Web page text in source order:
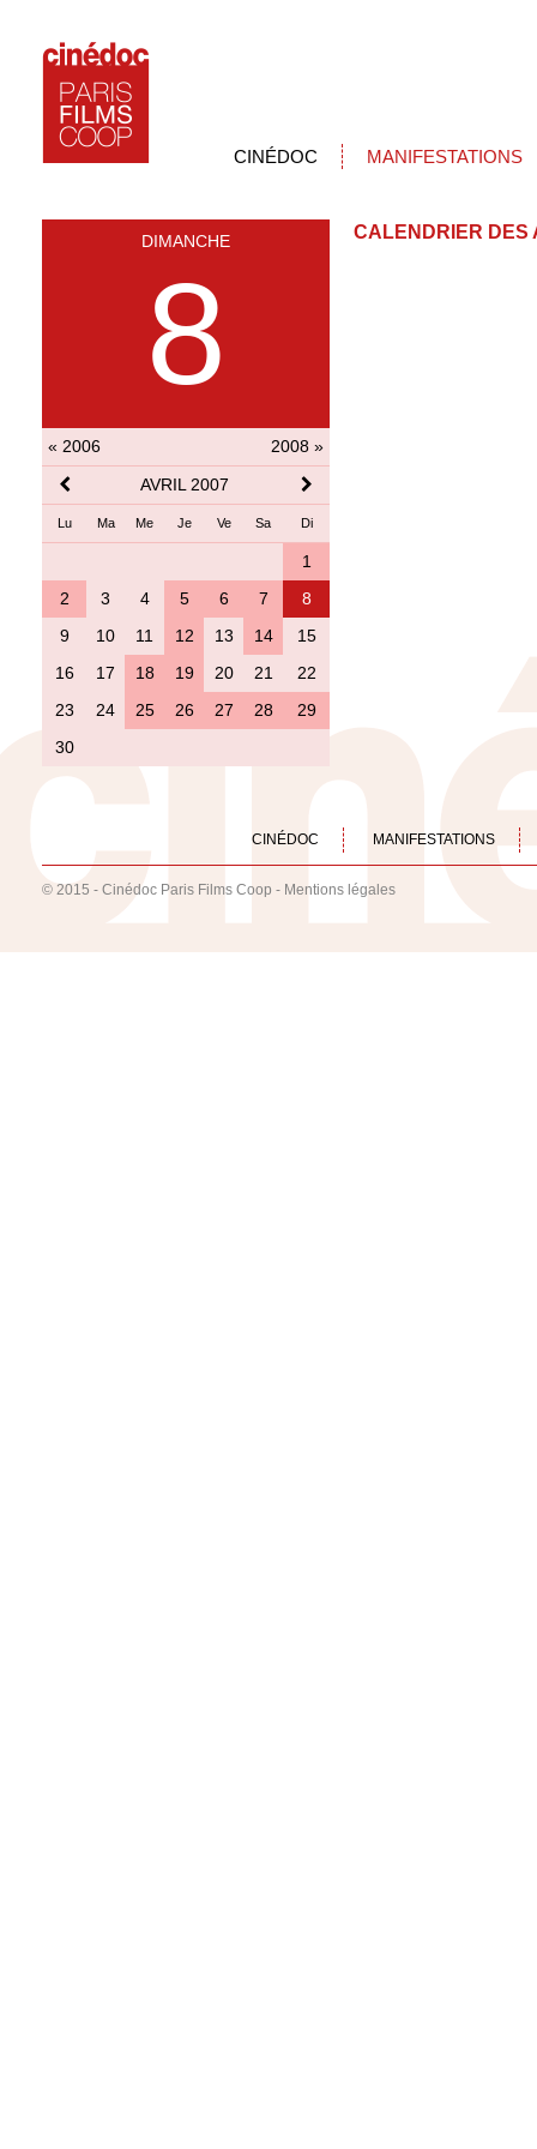
CINÉDOC MANIFESTATIONS
DIMANCHE
8
« 2006
2008 »
AVRIL 2007
Lu Ma Me Je Ve Sa Di
1
2
3 4 5 6 7
8
9
10 11 12 13 14
15
16
17 18 19 20 21
22
23
24 25 26 27 28
29
30
CALENDRIER DES
CINÉDOC MANIFESTATIONS
© 2015 - Cinédoc Paris Films Coop - Mentions légales